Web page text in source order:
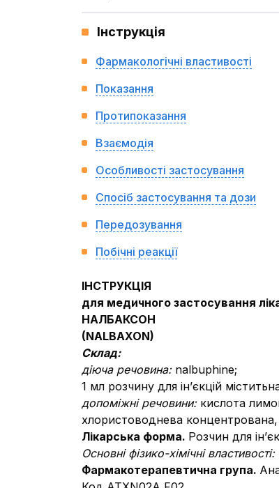
Інструкція
Фармакологічні властивості
Показання
Протипоказання
Взаємодія
Особливості застосування
Спосіб застосування та дози
Передозування
Побічні реакції
ІНСТРУКЦІЯ
для медичного застосування
НАЛБАКСОН
(NALBAXON)
Склад:
діюча речовина: nalbuphine;
1 мл розчину для ін’єкцій
допоміжні речовини: кислота
хлористоводнева концентрована,
Лікарська форма. Розчин для
Основні фізико-хімічні властивості:
Фармакотерапевтична група.